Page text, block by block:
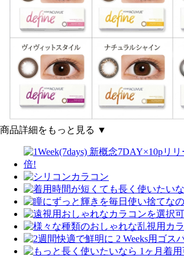
商品詳細をもっと見る ▼